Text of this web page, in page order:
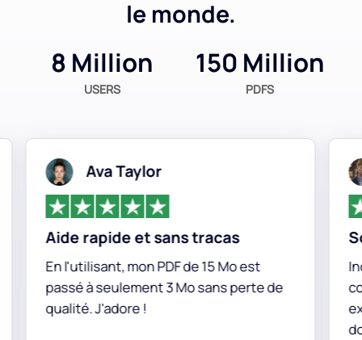
le monde.
8 Million
USERS
150 Million
PDFS
Ava Taylor
Aide rapide et sans tracas
En l'utilisant, mon PDF de 15 Mo est
passé à seulement 3 Mo sans perte de
qualité. J'adore !